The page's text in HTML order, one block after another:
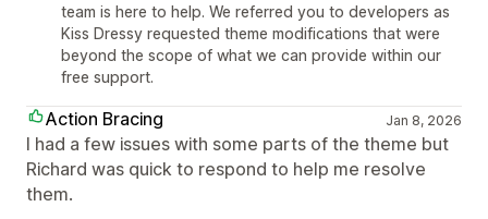
team is here to help. We referred you to developers as
Kiss Dressy requested theme modifications that were
beyond the scope of what we can provide within our
free support.
Action Bracing Jan 8, 2026
I had a few issues with some parts of the theme but
Richard was quick to respond to help me resolve
them.